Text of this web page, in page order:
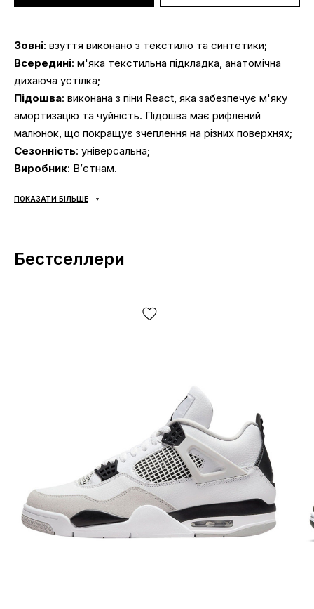
Зовні: взуття виконано з текстилю та синтетики;
Всередині: м'яка текстильна підкладка, анатомічна
дихаюча устілка;
Підошва: виконана з піни React, яка забезпечує м'яку
амортизацію та чуйність. Підошва має рифлений
малюнок, що покращує зчеплення на різних поверхнях;
Сезонність: універсальна;
Виробник: В’єтнам.
Оплата:при отриманні, після огляду та примірки взуття
відмовтесь від посилки,
Як визначити розмір кросівок?
Будь ласка, дотримуйтесь цих вказівок та будьте певні,
що кросівки однозначно Вам підійдуть. При виборі
розміру в першу чергу необхідно оперувати довжиною
стопи (детальні інструкції щодо вимірів дивіться на
стор. «Визначити розмір», або клікніть на кнопку
ПОКАЗАТИ БІЛЬШЕ
Бестселлери